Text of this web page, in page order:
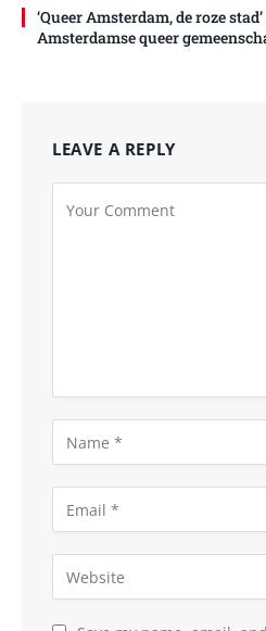
‘Queer Amsterdam, de roze
Amsterdamse queer
LEAVE A REPLY